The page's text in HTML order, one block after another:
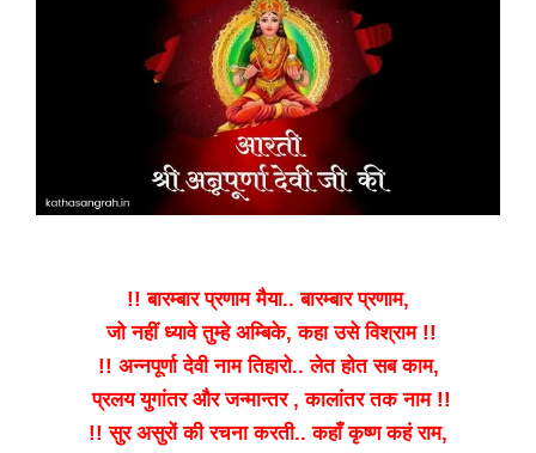
!! बारम्बार प्रणाम मैया.. बारम्बार प्रणाम,
जो नहीं ध्यावे तुम्हे अम्बिके, कहा उसे विश्राम !!
!! अन्नपूर्णा देवी नाम तिहारो.. लेत होत सब काम,
प्रलय युगांतर और जन्मान्तर , कालांतर तक नाम !!
!! सुर असुरों की रचना करती.. कहाँ कृष्ण कहं राम,